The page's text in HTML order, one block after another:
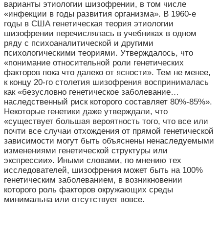
варианты этиологии шизофрении, в том числе
«инфекции в годы развития организма». В 1960-е
годы в США генетическая теория этиологии
шизофрении перечислялась в учебниках в одном
ряду с психоаналитической и другими
психологическими теориями. Утверждалось, что
«понимание относительной роли генетических
факторов пока что далеко от ясности». Тем не менее,
к концу 20-го столетия шизофрения воспринималась
как «безусловно генетическое заболевание…
наследственный риск которого составляет 80%-85%».
Некоторые генетики даже утверждали, что
«существует большая вероятность того, что все или
почти все случаи отхождения от прямой генетической
зависимости могут быть объяснены ненаследуемыми
изменениями генетической структуры или
экспрессии». Иными словами, по мнению тех
исследователей, шизофрения может быть на 100%
генетическим заболеванием, в возникновении
которого роль факторов окружающих среды
минимальна или отсутствует вовсе.